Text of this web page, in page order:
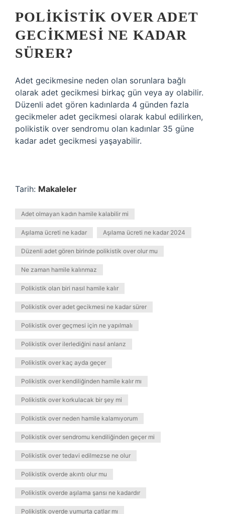
POLIKISTIK OVER ADET
GECIKMESI NE KADAR
SÜRER?
Adet gecikmesine neden olan sorunlara bağlı
olarak adet gecikmesi birkaç gün veya ay olabilir.
Düzenli adet gören kadınlarda 4 günden fazla
gecikmeler adet gecikmesi olarak kabul edilirken,
polikistik over sendromu olan kadınlar 35 güne
kadar adet gecikmesi yaşayabilir.
Tarih: Makaleler
Adet olmayan kadın hamile kalabilir mi
Aşılama ücreti ne kadar Aşılama ücreti ne kadar 2024
Düzenli adet gören birinde polikistik over olur mu
Ne zaman hamile kalınmaz
Polikistik olan biri nasıl hamile kalır
Polikistik over adet gecikmesi ne kadar sürer
Polikistik over geçmesi için ne yapılmalı
Polikistik over ilerlediğini nasıl anlarız
Polikistik over kaç ayda geçer
Polikistik over kendiliğinden hamile kalır mı
Polikistik over korkulacak bir şey mi
Polikistik over neden hamile kalamıyorum
Polikistik over sendromu kendiliğinden geçer mi
Polikistik over tedavi edilmezse ne olur
Polikistik overde akıntı olur mu
Polikistik overde aşılama şansı ne kadardır
Polikistik overde yumurta çatlar mı